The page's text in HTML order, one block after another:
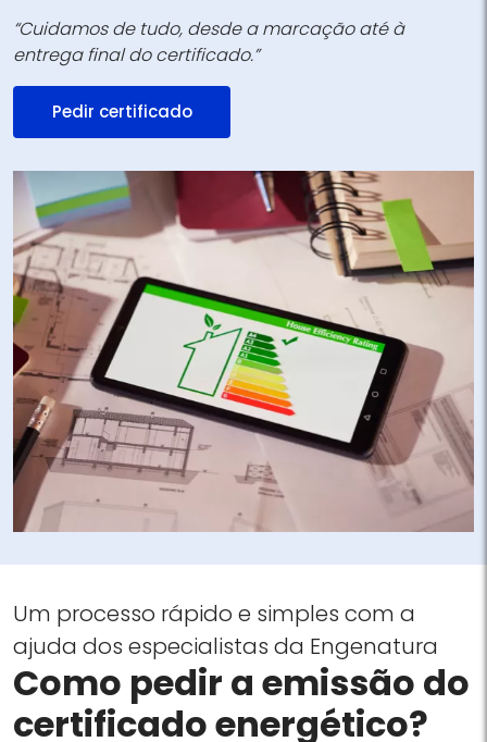
“Cuidamos de tudo, desde a marcação até à
entrega final do certificado.”
Pedir certificado
Um processo rápido e simples com a
ajuda dos especialistas da Engenatura
Como pedir a emissão do
certificado energético?